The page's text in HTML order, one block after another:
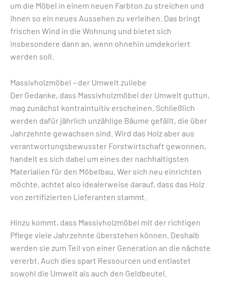
um die Möbel in einem neuen Farbton zu streichen und
ihnen so ein neues Aussehen zu verleihen. Das bringt
frischen Wind in die Wohnung und bietet sich
insbesondere dann an, wenn ohnehin umdekoriert
werden soll.
Massivholzmöbel – der Umwelt zuliebe
Der Gedanke, dass Massivholzmöbel der Umwelt guttun,
mag zunächst kontraintuitiv erscheinen. Schließlich
werden dafür jährlich unzählige Bäume gefällt, die über
Jahrzehnte gewachsen sind. Wird das Holz aber aus
verantwortungsbewusster Forstwirtschaft gewonnen,
handelt es sich dabei um eines der nachhaltigsten
Materialien für den Möbelbau. Wer sich neu einrichten
möchte, achtet also idealerweise darauf, dass das Holz
von zertifizierten Lieferanten stammt.
Hinzu kommt, dass Massivholzmöbel mit der richtigen
Pflege viele Jahrzehnte überstehen können. Deshalb
werden sie zum Teil von einer Generation an die nächste
vererbt. Auch dies spart Ressourcen und entlastet
sowohl die Umwelt als auch den Geldbeutel.